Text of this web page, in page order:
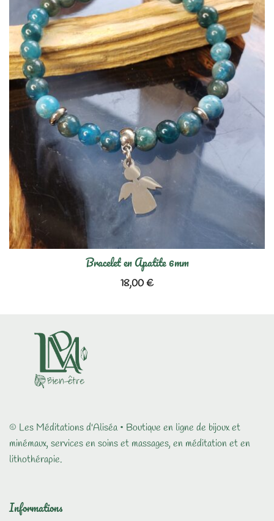
Bracelet en Apatite 6mm
18,00€
© Les Méditations d'Aliséa • Boutique en ligne de bijoux et
minémaux, services en soins et massages, en méditation et en
lithothérapie.
Informations